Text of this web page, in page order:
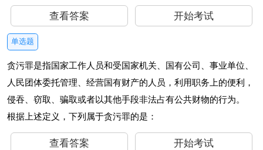
查看答案 开始考试
单选题
贪污罪是指国家工作人员和受国家机关、国有公司、事业单位、
人民团体委托管理、经营国有财产的人员，利用职务上的便利，
侵吞、窃取、骗取或者以其他手段非法占有公共财物的行为。
根据上述定义，下列属于贪污罪的是：
查看答案 开始考试